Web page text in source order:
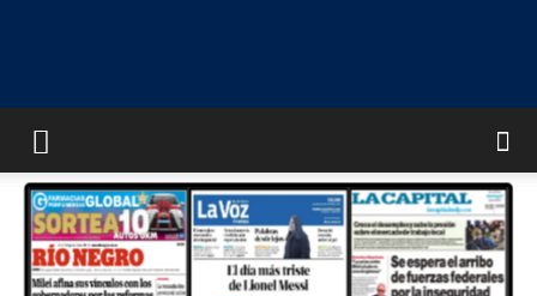
UNIVERSO
MULTIMEDIA